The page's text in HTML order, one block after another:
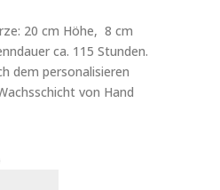
20 cm Höhe, 8 cm
ca. 115 Stunden.
dem personalisieren
von Hand